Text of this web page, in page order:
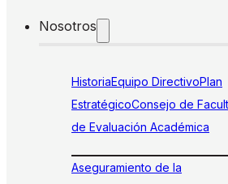
Nosotros
HistoriaEquipo DirectivoPlan
EstratégicoConsejo de
de Evaluación Académica
Aseguramiento de la